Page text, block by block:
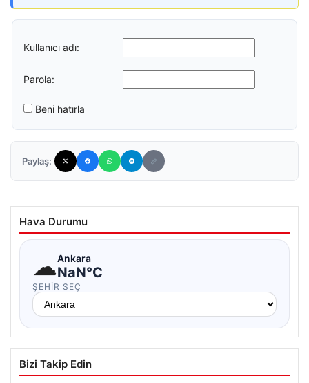
Kullanıcı adı:
Parola:
Beni hatırla
Paylaş:
Hava Durumu
☁Ankara
NaN°C
ŞEHIR SEÇ
Bizi Takip Edin